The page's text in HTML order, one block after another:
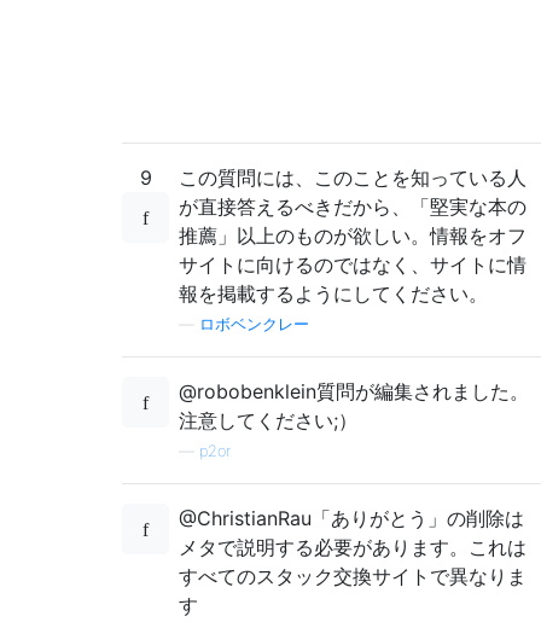
9
この質問には、このことを知っている人
が直接答えるべきだから、「堅実な本の
推薦」以上のものが欲しい。情報をオフ
サイトに向けるのではなく、サイトに情
報を掲載するようにしてください。
ロボベンクレー
@robobenklein質問が編集されました。
注意してください;）
p2or
@ChristianRau「ありがとう」の削除は
メタで説明する必要があります。これは
すべてのスタック交換サイトで異なりま
す